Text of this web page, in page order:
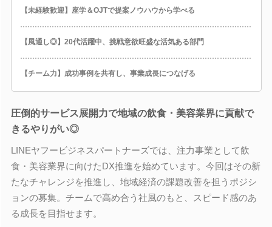
【未経験歓迎】座学＆OJTで提案ノウハウから学べる
【風通し◎】20代活躍中、挑戦意欲旺盛な活気ある部門
【チーム力】成功事例を共有し、事業成長につなげる
圧倒的サービス展開力で地域の飲食・美容業界に貢献で
きるやりがい◎
LINEヤフービジネスパートナーズでは、注力事業として飲
食・美容業界に向けたDX推進を始めています。今回はその新
たなチャレンジを推進し、地域経済の課題改善を担うポジシ
ョンの募集。チームで高め合う社風のもと、スピード感のあ
る成長を目指せます。